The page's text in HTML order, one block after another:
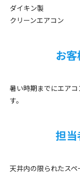
ダイキン製
クリーンエアコン
お
暑い時期までにエア
す。
担当
天井内の限られたス